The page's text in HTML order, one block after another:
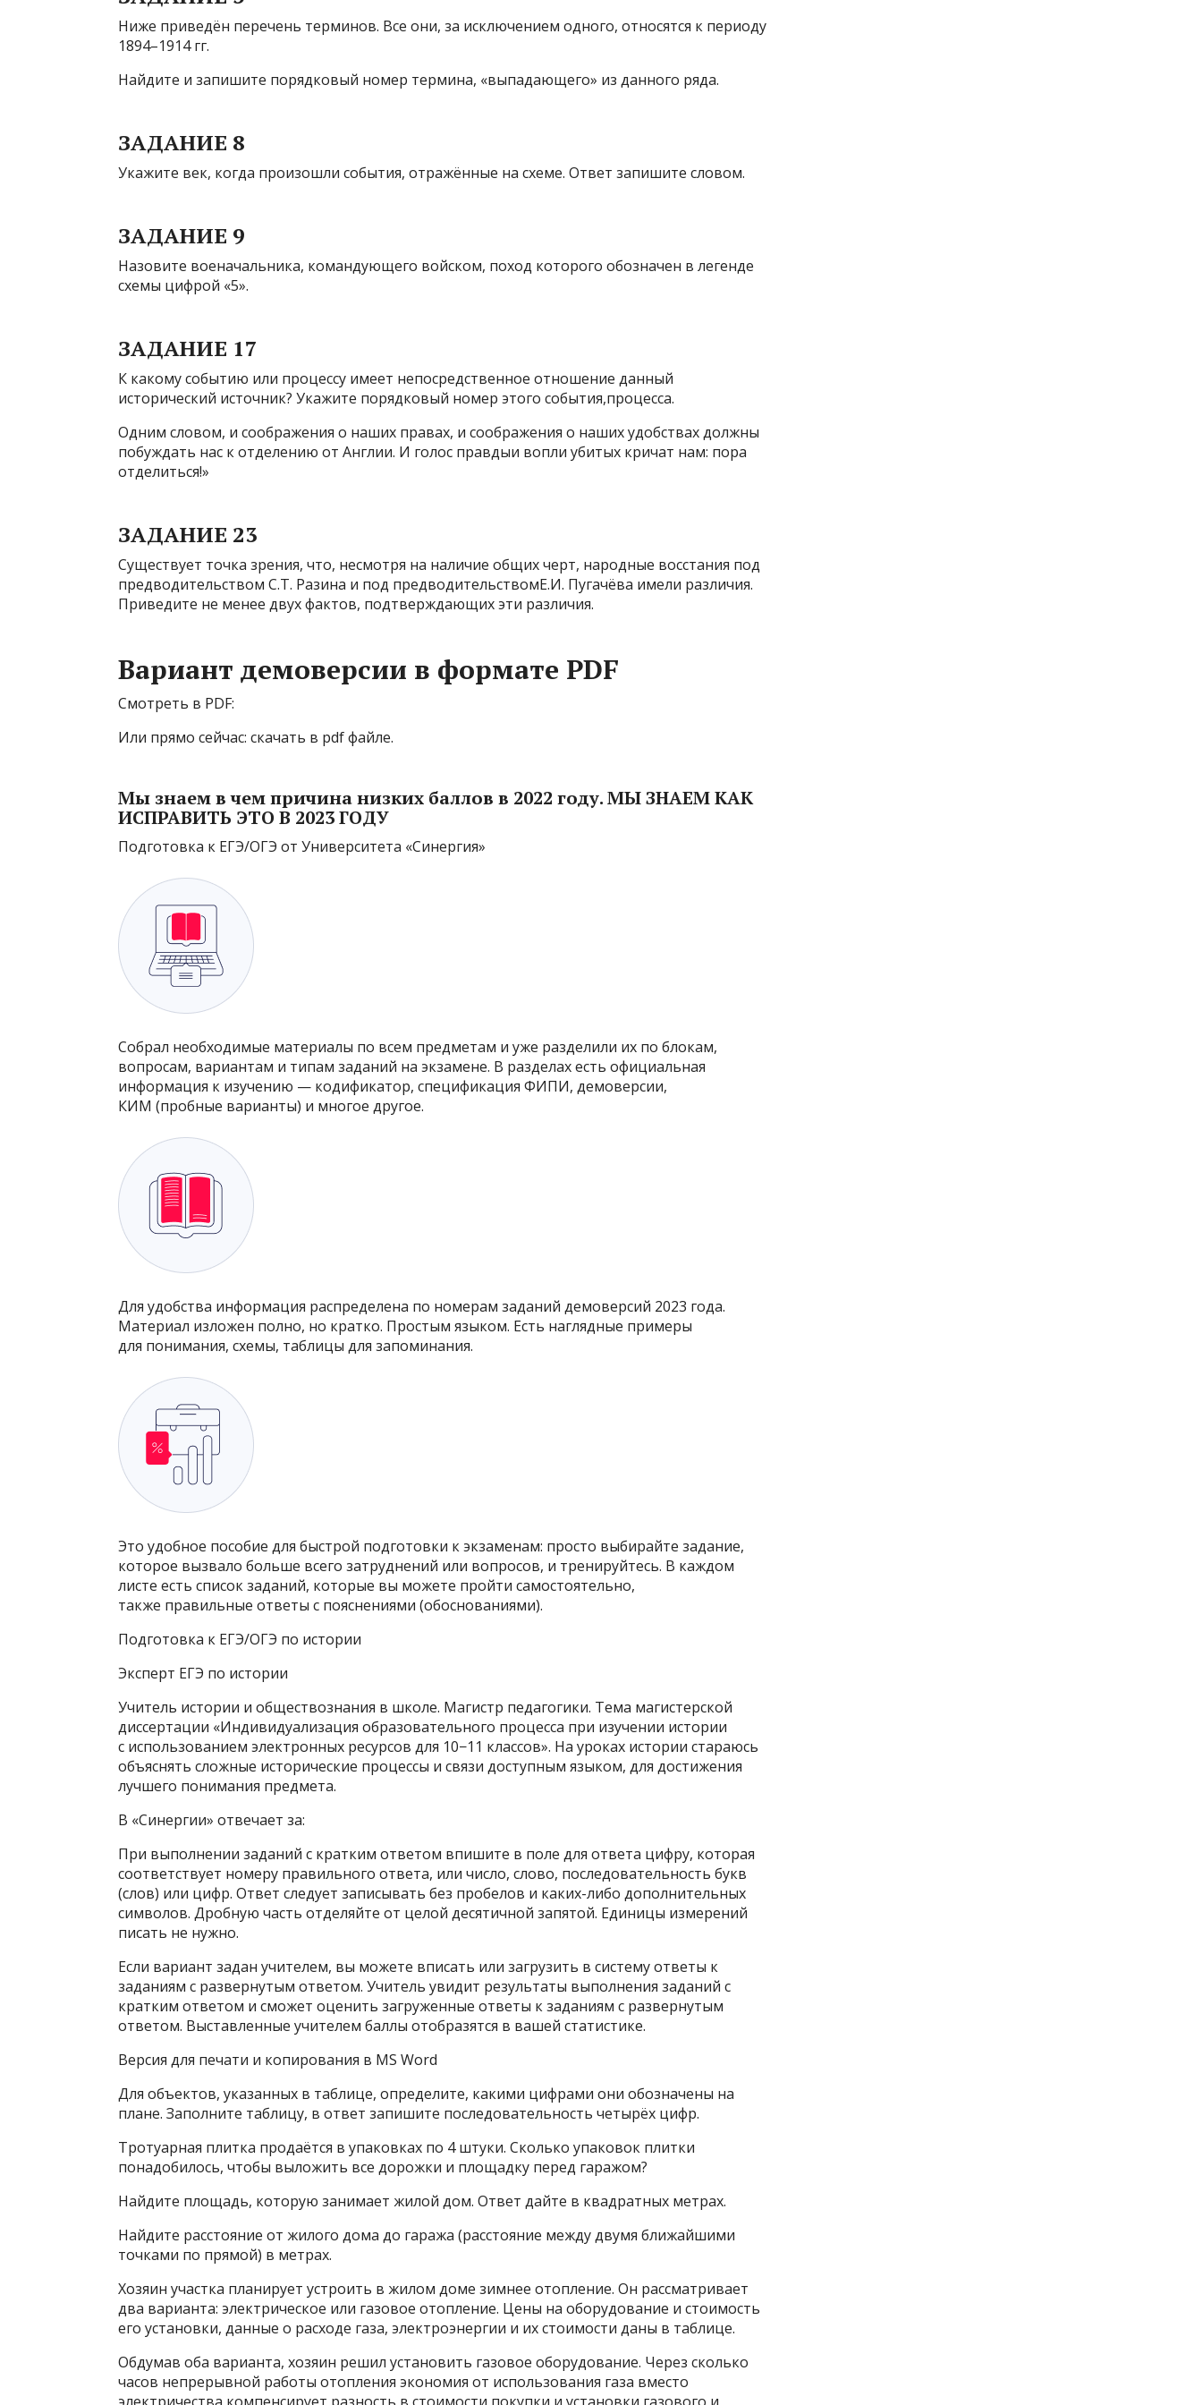
Ниже приведён перечень терминов. Все они, за исключением одного, относятся к периоду
1894–1914 гг.
Найдите и запишите порядковый номер термина, «выпадающего» из данного ряда.
ЗАДАНИЕ 8
Укажите век, когда произошли события, отражённые на схеме. Ответ запишите словом.
ЗАДАНИЕ 9
Назовите военачальника, командующего войском, поход которого обозначен в легенде
схемы цифрой «5».
ЗАДАНИЕ 17
К какому событию или процессу имеет непосредственное отношение данный
исторический источник? Укажите порядковый номер этого события,процесса.
Одним словом, и соображения о наших правах, и соображения о наших удобствах должны
побуждать нас к отделению от Англии. И голос правдыи вопли убитых кричат нам: пора
отделиться!»
ЗАДАНИЕ 23
Существует точка зрения, что, несмотря на наличие общих черт, народные восстания под
предводительством С.Т. Разина и под предводительствомЕ.И. Пугачёва имели различия.
Приведите не менее двух фактов, подтверждающих эти различия.
Вариант демоверсии в формате PDF
Смотреть в PDF:
Или прямо сейчас: cкачать в pdf файле.
Мы знаем в чем причина низких баллов в 2022 году. МЫ ЗНАЕМ КАК
ИСПРАВИТЬ ЭТО В 2023 ГОДУ
Подготовка к ЕГЭ/ОГЭ от Университета «Синергия»
Собрал необходимые материалы по всем предметам и уже разделили их по блокам,
вопросам, вариантам и типам заданий на экзамене. В разделах есть официальная
информация к изучению — кодификатор, спецификация ФИПИ, демоверсии,
КИМ (пробные варианты) и многое другое.
Для удобства информация распределена по номерам заданий демоверсий 2023 года.
Материал изложен полно, но кратко. Простым языком. Есть наглядные примеры
для понимания, схемы, таблицы для запоминания.
Это удобное пособие для быстрой подготовки к экзаменам: просто выбирайте задание,
которое вызвало больше всего затруднений или вопросов, и тренируйтесь. В каждом
листе есть список заданий, которые вы можете пройти самостоятельно,
также правильные ответы с пояснениями (обоснованиями).
Подготовка к ЕГЭ/ОГЭ по истории
Эксперт ЕГЭ по истории
Учитель истории и обществознания в школе. Магистр педагогики. Тема магистерской
диссертации «Индивидуализация образовательного процесса при изучении истории
с использованием электронных ресурсов для 10−11 классов». На уроках истории стараюсь
объяснять сложные исторические процессы и связи доступным языком, для достижения
лучшего понимания предмета.
В «Синергии» отвечает за:
При выполнении заданий с кратким ответом впишите в поле для ответа цифру, которая
соответствует номеру правильного ответа, или число, слово, последовательность букв
(слов) или цифр. Ответ следует записывать без пробелов и каких-либо дополнительных
символов. Дробную часть отделяйте от целой десятичной запятой. Единицы измерений
писать не нужно.
Если вариант задан учителем, вы можете вписать или загрузить в систему ответы к
заданиям с развернутым ответом. Учитель увидит результаты выполнения заданий с
кратким ответом и сможет оценить загруженные ответы к заданиям с развернутым
ответом. Выставленные учителем баллы отобразятся в вашей статистике.
Версия для печати и копирования в MS Word
Для объектов, указанных в таблице, определите, какими цифрами они обозначены на
плане. Заполните таблицу, в ответ запишите последовательность четырёх цифр.
Тротуарная плитка продаётся в упаковках по 4 штуки. Сколько упаковок плитки
понадобилось, чтобы выложить все дорожки и площадку перед гаражом?
Найдите площадь, которую занимает жилой дом. Ответ дайте в квадратных метрах.
Найдите расстояние от жилого дома до гаража (расстояние между двумя ближайшими
точками по прямой) в метрах.
Хозяин участка планирует устроить в жилом доме зимнее отопление. Он рассматривает
два варианта: электрическое или газовое отопление. Цены на оборудование и стоимость
его установки, данные о расходе газа, электроэнергии и их стоимости даны в таблице.
Обдумав оба варианта, хозяин решил установить газовое оборудование. Через сколько
часов непрерывной работы отопления экономия от использования газа вместо